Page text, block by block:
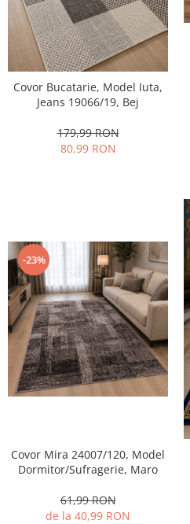
Covor Bucatarie, Model Iuta,
Jeans 19066/19, Bej
179,99 RON
80,99 RON
-23%
Covor Mira 24007/120, Model
Dormitor/Sufragerie, Maro
61,99 RON
de la 40,99 RON